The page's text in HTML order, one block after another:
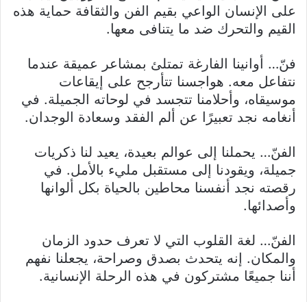
على الإنسان الواعي بقيم الفن والثقافة حماية هذه
القيم والتحرك ضد ما يتنافى معها.
فنّ… أوانينا الفارغة تمتلئ بمشاعر عميقة عندما
نتفاعل معه. هواجسنا تتأرجح على إيقاعات
موسيقاه، وأحلامنا تتجسد في لوحاته الجميلة. في
أنغامه نجد تعبيرًا عن ألم الفقد وسعادة الوجدان.
الفنّ… يحملنا إلى عوالم بعيدة، يعيد لنا ذكريات
جميلة، ويقودنا إلى مستقبل مليء بالأمل. في
رقصته نجد أنفسنا محاطين بالحياة بكل ألوانها
وأصدائها.
الفنّ… لغة القلوب التي لا تعرف حدود الزمان
والمكان. إنه يتحدث بصدق وصراحة، يجعلنا نفهم
أننا جميعًا مشتركون في هذه الرحلة الإنسانية.